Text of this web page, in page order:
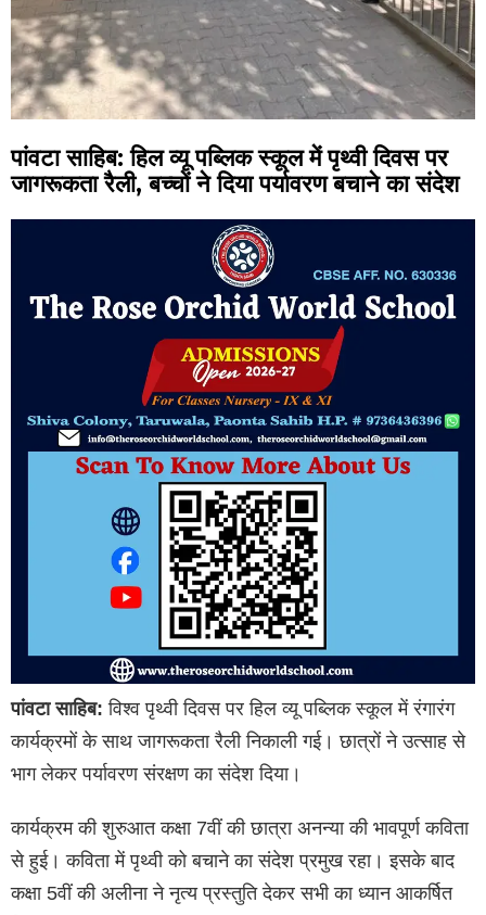
पांवटा साहिब: हिल व्यू पब्लिक स्कूल में पृथ्वी दिवस पर
जागरूकता रैली, बच्चों ने दिया पर्यावरण बचाने का संदेश
पांवटा साहिब: विश्व पृथ्वी दिवस पर हिल व्यू पब्लिक स्कूल में रंगारंग
कार्यक्रमों के साथ जागरूकता रैली निकाली गई। छात्रों ने उत्साह से
भाग लेकर पर्यावरण संरक्षण का संदेश दिया।
कार्यक्रम की शुरुआत कक्षा 7वीं की छात्रा अनन्या की भावपूर्ण कविता
से हुई। कविता में पृथ्वी को बचाने का संदेश प्रमुख रहा। इसके बाद
कक्षा 5वीं की अलीना ने नृत्य प्रस्तुति देकर सभी का ध्यान आकर्षित